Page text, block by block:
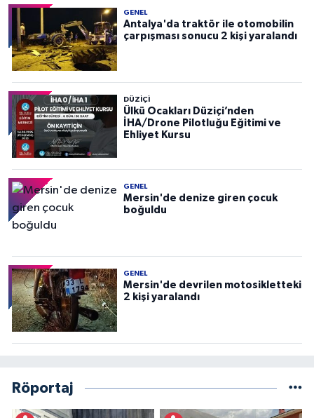
GENEL
Antalya'da traktör ile otomobilin
çarpışması sonucu 2 kişi yaralandı
DÜZIÇI
Ülkü Ocakları Düziçi’nden
İHA/Drone Pilotluğu Eğitimi ve
Ehliyet Kursu
GENEL
Mersin'de denize giren çocuk
boğuldu
GENEL
Mersin'de devrilen motosikletteki
2 kişi yaralandı
Röportaj